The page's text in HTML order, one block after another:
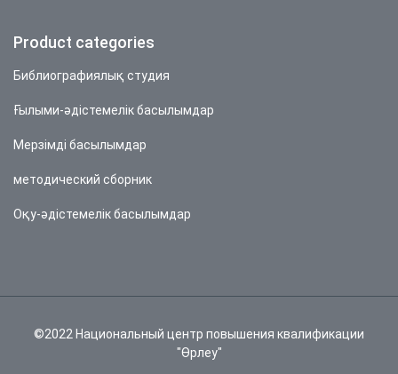
Product categories
Библиографиялық студия
Ғылыми-әдістемелік басылымдар
Мерзімді басылымдар
методический сборник
Оқу-әдістемелік басылымдар
©2022 Национальный центр повышения квалификации
"Өрлеу"